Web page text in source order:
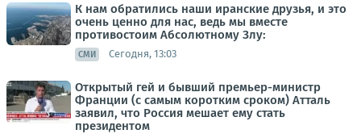
К нам обратились наши иранские друзья, и это
очень ценно для нас, ведь мы вместе
противостоим Абсолютному Злу:
СМИ Сегодня, 13:03
Открытый гей и бывший премьер-министр
Франции (с самым коротким сроком) Атталь
заявил, что Россия мешает ему стать
президентом